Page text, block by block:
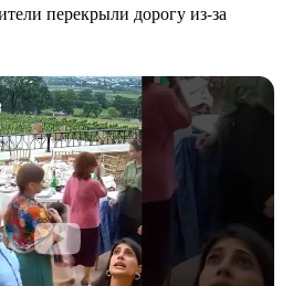
перекрыли дорогу из-за